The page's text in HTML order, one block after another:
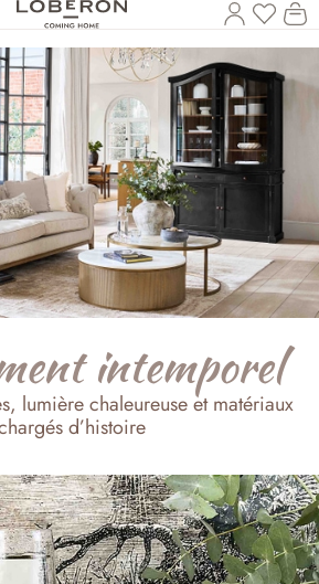
Vous
intemporel
lumière chaleureuse et matériaux
d’histoire